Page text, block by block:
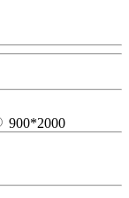
900*2000